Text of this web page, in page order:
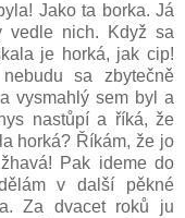
Jako ta borka. Já
vedle nich. Když sa
je horká, jak cip!
sa zbytečně
vysmahlý sem byl a
nastůpí a říká, že
horká? Říkám, že jo
Pak ideme do
v další pěkné
Za dvacet roků ju